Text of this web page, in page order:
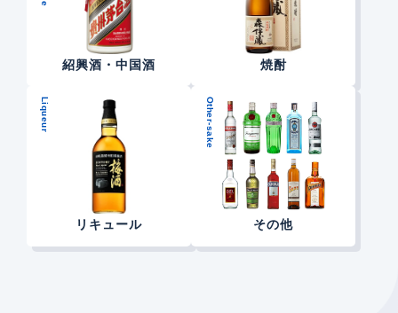
紹興酒・中国酒 焼酎
Liqueur
リキュール
Other-sake
その他